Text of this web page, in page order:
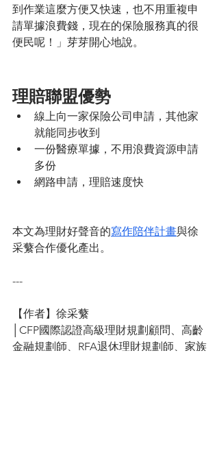
到作業這麼方便又快速，也不用重複申
請單據浪費錢，現在的保險服務真的很
便民呢！」芽芽開心地說。
理賠聯盟優勢
線上向一家保險公司申請，其他家
就能同步收到
一份醫療單據，不用浪費資源申請
多份
網路申請，理賠速度快
本文為理財好聲音的寫作陪伴計畫與徐
采蘩合作優化產出。
---
【作者】徐采蘩
│CFP國際認證高級理財規劃顧問、高齡
金融規劃師、RFA退休理財規劃師、家族